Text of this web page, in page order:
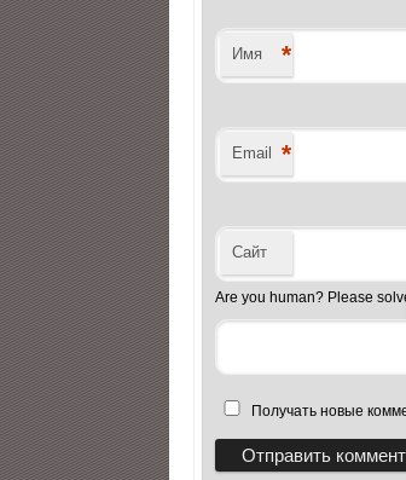
Имя *
Email *
Сайт
Are you human? Please
Получать новые